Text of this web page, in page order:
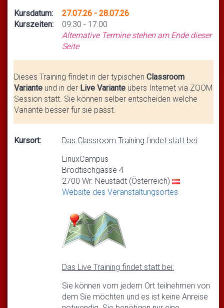
Kursdatum:
Kurszeiten:
27.07.26 - 28.07.26
09:30 - 17:00
Alternative Termine stehen am Ende dieser
Seite
Dieses Training findet in der typischen Classroom
Variante und in der Live Variante übers Internet via ZOOM
Session statt. Sie können selber entscheiden welche
Variante besser für sie passt.
Kursort:
Das Classroom Training findet statt bei:
LinuxCampus
Brodtischgasse 4
2700 Wr. Neustadt (Österreich)
Website des Veranstaltungsortes
Das Live Training findet statt bei:
Sie können vom jedem Ort teilnehmen von
dem Sie möchten und es ist keine Anreise